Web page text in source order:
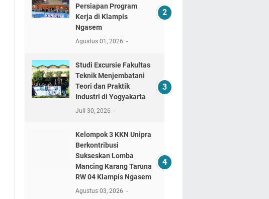
Persiapan Program
Kerja di Klampis
Ngasem
Agustus 01, 2026
‎Studi Excursie Fakultas
Teknik Menjembatani
Teori dan Praktik
Industri di Yogyakarta ‎
Juli 30, 2026
Kelompok 3 KKN Unipra
Berkontribusi
Sukseskan Lomba
Mancing Karang Taruna
RW 04 Klampis Ngasem
Agustus 03, 2026